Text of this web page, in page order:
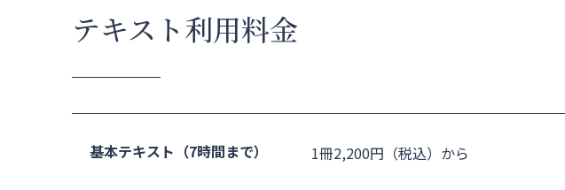
テキスト利用料金
基本テキスト（7時間まで） 1冊2,200円（税込）から